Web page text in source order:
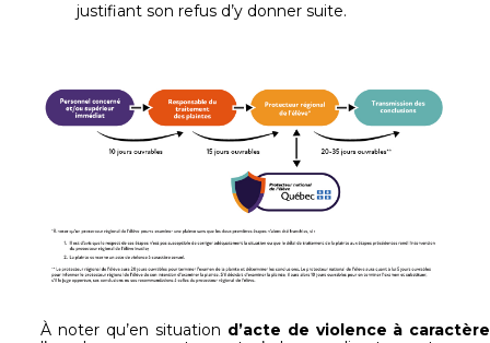
justifiant son refus d’y donner suite.
À noter qu’en situation d’acte de violence à